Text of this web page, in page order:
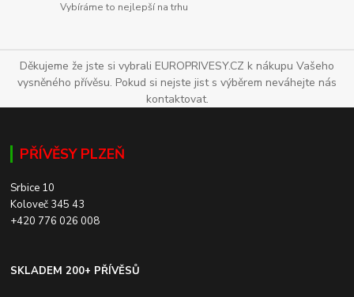
Vybíráme to nejlepší na trhu
Děkujeme že jste si vybrali EUROPRIVESY.CZ k nákupu Vašeho
vysněného přívěsu. Pokud si nejste jist s výběrem neváhejte nás
kontaktovat.
PŘÍVĚSY PLZEŇ
Srbice 10
Koloveč 345 43
+420 776 026 008
SKLADEM 200+ PŘÍVĚSŮ